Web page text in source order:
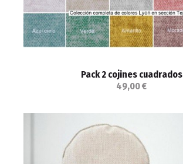
Pack 2 cojines cuadrados
49,00 €